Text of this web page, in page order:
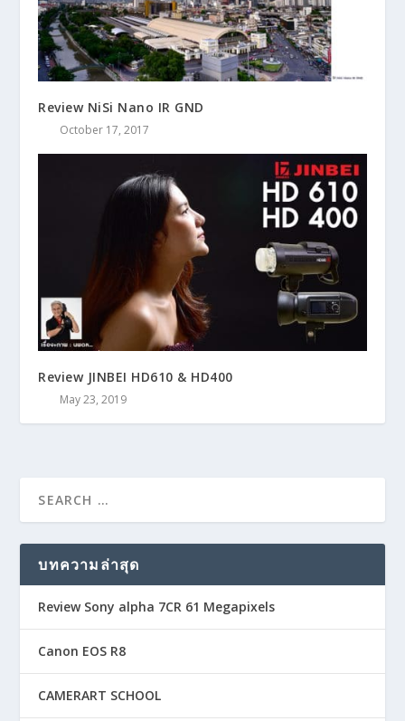
Review NiSi Nano IR GND
October 17, 2017
Review JINBEI HD610 & HD400
May 23, 2019
บทความล่าสุด
Review Sony alpha 7CR 61 Megapixels
Canon EOS R8
CAMERART SCHOOL